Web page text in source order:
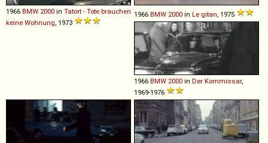
1966 BMW 2000 in Tatort - Tote brauchen
keine Wohnung , 1973
1966 BMW 2000 in Le gitan , 1975
1966 BMW 2000 in Der Kommissar,
1969-1976